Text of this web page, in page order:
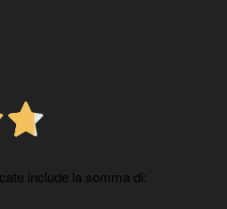
include la somma di: